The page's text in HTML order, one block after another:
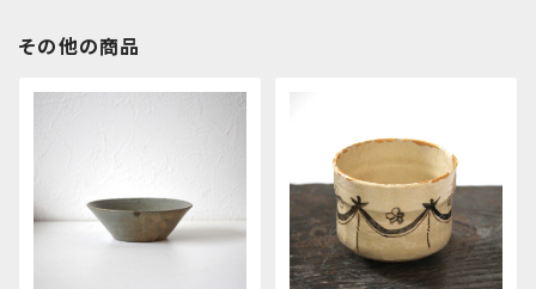
その他の商品